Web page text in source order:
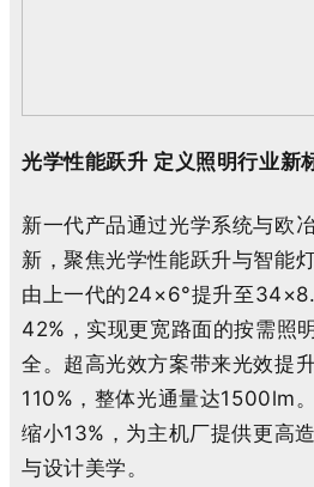
光学性能跃升 定义照明行业新
新一代产品通过光学系统与欧
新，聚焦光学性能跃升与智能
由上一代的24×6°提升至
42%，实现更宽路面的按需照
全。超高光效方案带来光效提
110%，整体光通量达1500lm
缩小13%，为主机厂提供更高
与设计美学。